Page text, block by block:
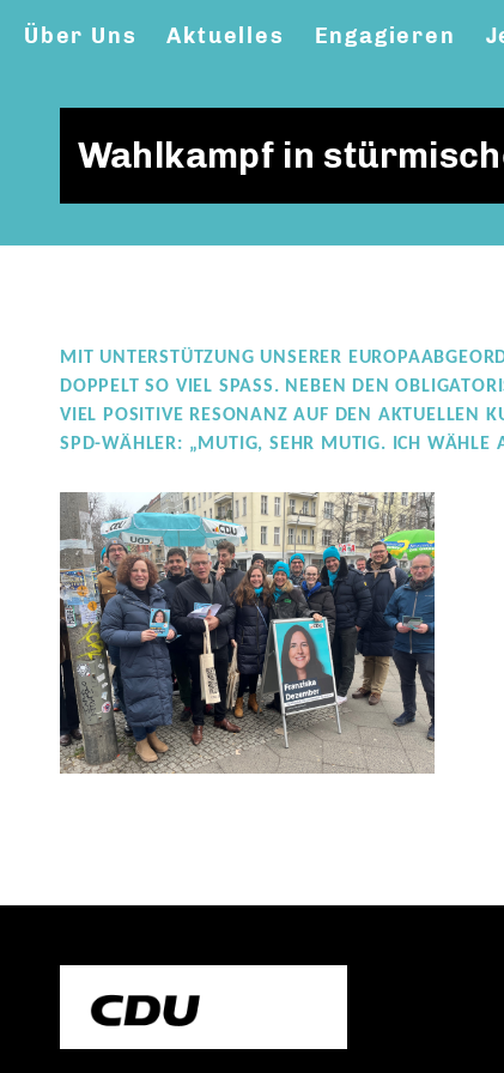
Über Uns Aktuelles Engagieren
Wahlkampf in
MIT UNTERSTÜTZUNG UNSERER
DOPPELT SO VIEL SPASS. NEBEN DEN
IEL POSITIVE RESONANZ AUF DEN AKTUELLEN
PD-WÄHLER: „MUTIG, SEHR MUTIG. ICH WÄHLE